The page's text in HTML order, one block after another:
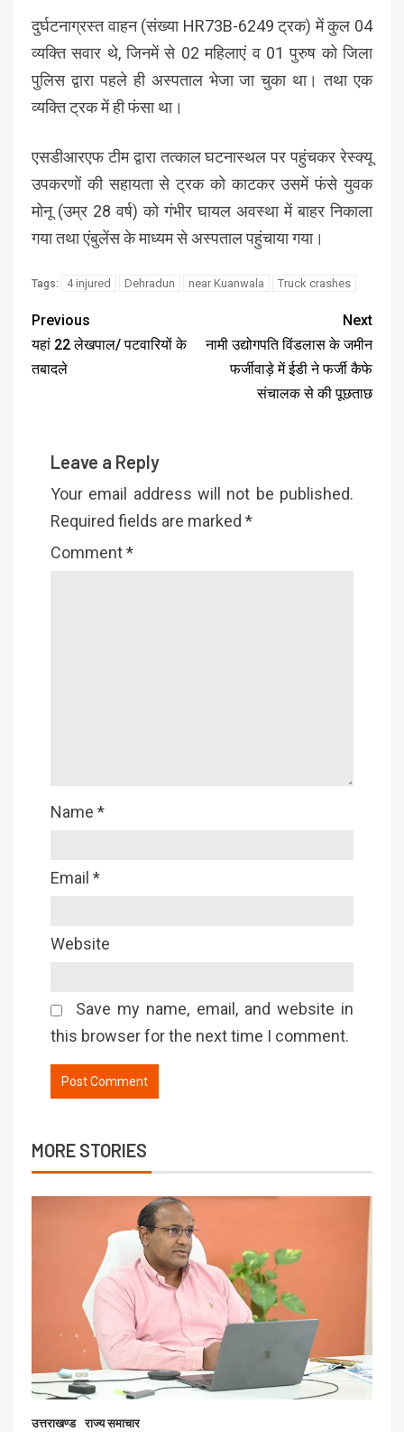
दुर्घटनाग्रस्त वाहन (संख्या HR73B-6249 ट्रक) में कुल 04
व्यक्ति सवार थे, जिनमें से 02 महिलाएं व 01 पुरुष को जिला
पुलिस द्वारा पहले ही अस्पताल भेजा जा चुका था। तथा एक
व्यक्ति ट्रक में ही फंसा था।
एसडीआरएफ टीम द्वारा तत्काल घटनास्थल पर पहुंचकर रेस्क्यू
उपकरणों की सहायता से ट्रक को काटकर उसमें फंसे युवक
मोनू (उम्र 28 वर्ष) को गंभीर घायल अवस्था में बाहर निकाला
गया तथा एंबुलेंस के माध्यम से अस्पताल पहुंचाया गया।
Tags: 4 injured Dehradun near Kuanwala Truck crashes
Previous
यहां 22 लेखपाल/ पटवारियों के
तबादले
Next
नामी उद्योगपति विंडलास के जमीन
फर्जीवाड़े में ईडी ने फर्जी कैफे
संचालक से की पूछताछ
Leave a Reply
Your email address will not be published.
Required fields are marked *
Comment*
Name *
Email *
Website
Save my name, email, and website in
this browser for the next time I comment.
MORE STORIES
उत्तराखण्ड राज्य समाचार